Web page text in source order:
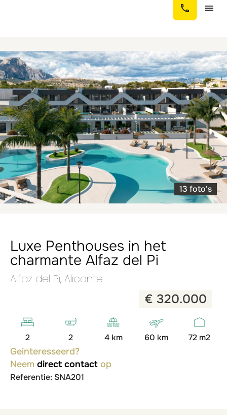
13 foto's
Luxe Penthouses in het
charmante Alfaz del Pi
Alfaz del Pi, Alicante
€ 320.000
2 2 4 km 60 km 72 m2
Geinteresseerd?
Neem direct contact op
Referentie: SNA201